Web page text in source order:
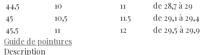
44,5
10 11
de 28,7 à 29
45
10,5 11.5
de 29,1 à 29,4
45,5
11 12
de 29,5 à 29,9
Guide de pointures
Description